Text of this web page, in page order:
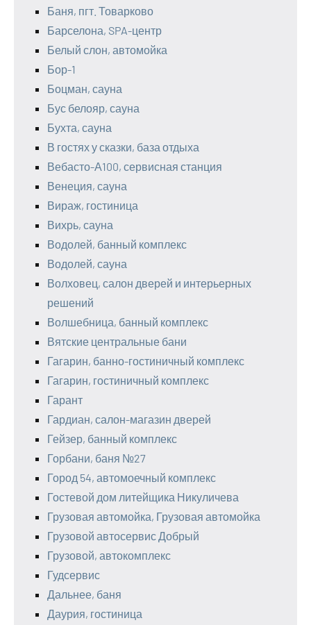
Баня, пгт. Товарково
Барселона, SPA-центр
Белый слон, автомойка
Бор-1
Боцман, сауна
Бус белояр, сауна
Бухта, сауна
В гостях у сказки, база отдыха
Вебасто-А100, сервисная станция
Венеция, сауна
Вираж, гостиница
Вихрь, сауна
Водолей, банный комплекс
Водолей, сауна
Волховец, салон дверей и интерьерных
решений
Волшебница, банный комплекс
Вятские центральные бани
Гагарин, банно-гостиничный комплекс
Гагарин, гостиничный комплекс
Гарант
Гардиан, салон-магазин дверей
Гейзер, банный комплекс
Горбани, баня №27
Город 54, автомоечный комплекс
Гостевой дом литейщика Никуличева
Грузовая автомойка, Грузовая автомойка
Грузовой автосервис Добрый
Грузовой, автокомплекс
Гудсервис
Дальнее, баня
Даурия, гостиница